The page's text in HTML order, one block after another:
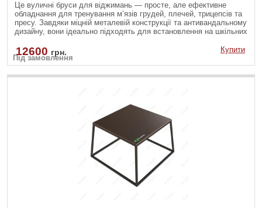
Це вуличні бруси для віджимань — просте, але ефективне
обладнання для тренування м’язів грудей, плечей, трицепсів та
пресу. Завдяки міцній металевій конструкції та антивандальному
дизайну, вони ідеально підходять для встановлення на шкільних
Під замовлення
12600 грн. Купити